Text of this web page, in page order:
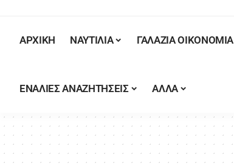
ΑΡΧΙΚΗ ΝΑΥΤΙΛΙΑ ΓΑΛΑΖΙΑ ΟΙΚΟΝΟΜΙΑ
ΕΝΑΛΙΕΣ ΑΝΑΖΗΤΗΣΕΙΣ ΑΛΛΑ